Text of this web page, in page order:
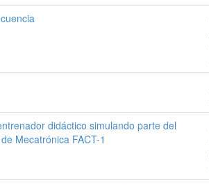
didáctico simulando parte del
Mecatrónica FACT-1